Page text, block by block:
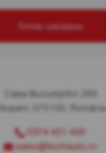
Trimite solicitarea
Calea Bucureștilor 289
Otopeni, 075100, România
0374 451 400
sales@bcchauto.ro